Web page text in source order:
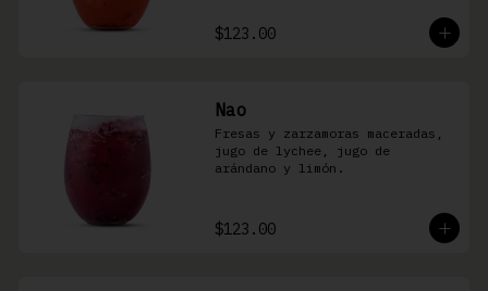
$123.00
Nao
Fresas y zarzamoras maceradas,
jugo de lychee, jugo de
arándano y limón.
$123.00